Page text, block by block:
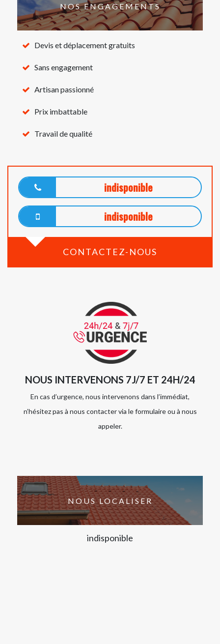
NOS ENGAGEMENTS
Devis et déplacement gratuits
Sans engagement
Artisan passionné
Prix imbattable
Travail de qualité
indisponible
indisponible
CONTACTEZ-NOUS
NOUS INTERVENONS 7J/7 ET 24H/24
En cas d’urgence, nous intervenons dans l’immédiat,
n’hésitez pas à nous contacter via le formulaire ou à nous
appeler.
NOUS LOCALISER
indisponible